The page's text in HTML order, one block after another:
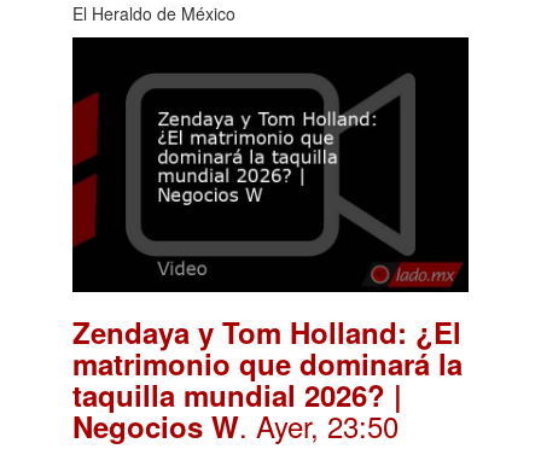
El Heraldo de México
Zendaya y Tom Holland: ¿El
matrimonio que dominará la
taquilla mundial 2026? |
Negocios W. Ayer, 23:50